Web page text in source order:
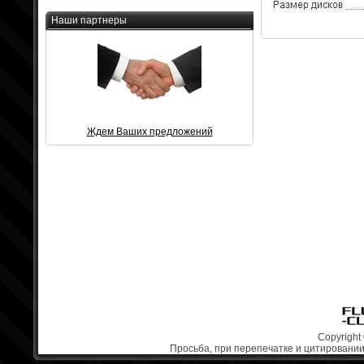
Наши партнеры
Ждем Ваших предложений
Copyright
Просьба, при перепечатке и